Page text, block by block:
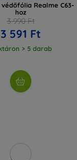
védőfólia Realme C63-
hoz
3 990 Ft
3 591 Ft
> 5 darab